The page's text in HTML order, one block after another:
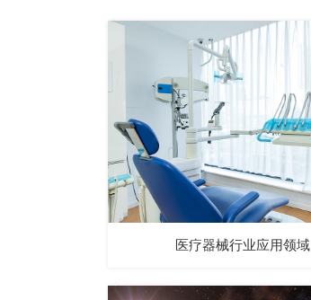
医疗器械行业应用领域